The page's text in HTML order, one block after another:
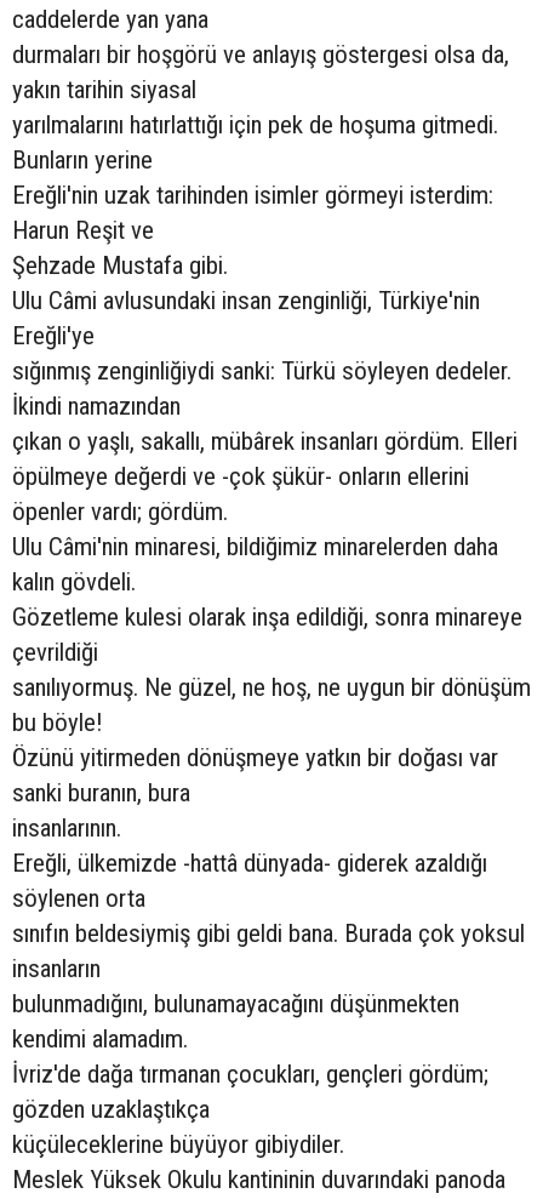
caddelerde yan yana
durmaları bir hoşgörü ve anlayış göstergesi olsa da,
yakın tarihin siyasal
yarılmalarını hatırlattığı için pek de hoşuma gitmedi.
Bunların yerine
Ereğli'nin uzak tarihinden isimler görmeyi isterdim:
Harun Reşit ve
Şehzade Mustafa gibi.
Ulu Câmi avlusundaki insan zenginliği, Türkiye'nin
Ereğli'ye
sığınmış zenginliğiydi sanki: Türkü söyleyen dedeler.
İkindi namazından
çıkan o yaşlı, sakallı, mübârek insanları gördüm. Elleri
öpülmeye değerdi ve -çok şükür- onların ellerini
öpenler vardı; gördüm.
Ulu Câmi'nin minaresi, bildiğimiz minarelerden daha
kalın gövdeli.
Gözetleme kulesi olarak inşa edildiği, sonra minareye
çevrildiği
sanılıyormuş. Ne güzel, ne hoş, ne uygun bir dönüşüm
bu böyle!
Özünü yitirmeden dönüşmeye yatkın bir doğası var
sanki buranın, bura
insanlarının.
Ereğli, ülkemizde -hattâ dünyada- giderek azaldığı
söylenen orta
sınıfın beldesiymiş gibi geldi bana. Burada çok yoksul
insanların
bulunmadığını, bulunamayacağını düşünmekten
kendimi alamadım.
İvriz'de dağa tırmanan çocukları, gençleri gördüm;
gözden uzaklaştıkça
küçüleceklerine büyüyor gibiydiler.
Meslek Yüksek Okulu kantininin duvarındaki panoda